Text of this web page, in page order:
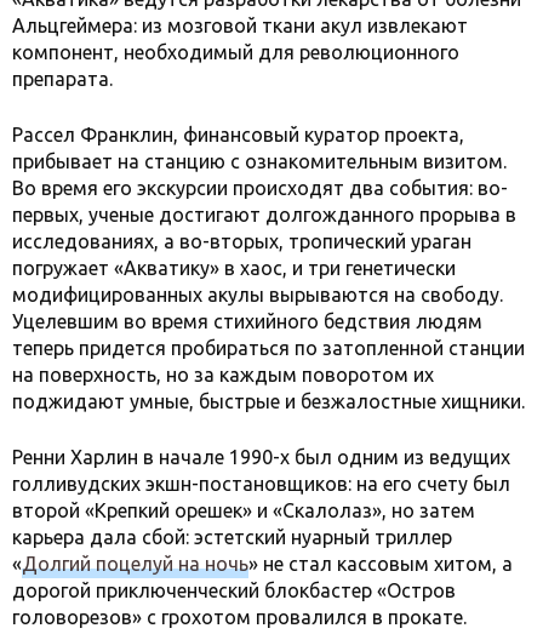
Альцгеймера: из мозговой ткани акул извлекают
компонент, необходимый для революционного
препарата.
Рассел Франклин, финансовый куратор проекта,
прибывает на станцию с ознакомительным визитом.
Во время его экскурсии происходят два события: во-
первых, ученые достигают долгожданного прорыва в
исследованиях, а во-вторых, тропический ураган
погружает «Акватику» в хаос, и три генетически
модифицированных акулы вырываются на свободу.
Уцелевшим во время стихийного бедствия людям
теперь придется пробираться по затопленной станции
на поверхность, но за каждым поворотом их
поджидают умные, быстрые и безжалостные хищники.
Ренни Харлин в начале 1990-х был одним из ведущих
голливудских экшн-постановщиков: на его счету был
второй «Крепкий орешек» и «Скалолаз», но затем
карьера дала сбой: эстетский нуарный триллер
«Долгий поцелуй на ночь» не стал кассовым хитом, а
дорогой приключенческий блокбастер «Остров
головорезов» с грохотом провалился в прокате.